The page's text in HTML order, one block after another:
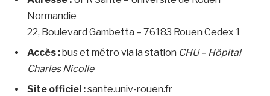
Normandie
22, Boulevard Gambetta – 76183 Rouen Cedex 1
Accès :bus et métro via la station CHU – Hôpital
Charles Nicolle
Site officiel :sante.univ-rouen.fr